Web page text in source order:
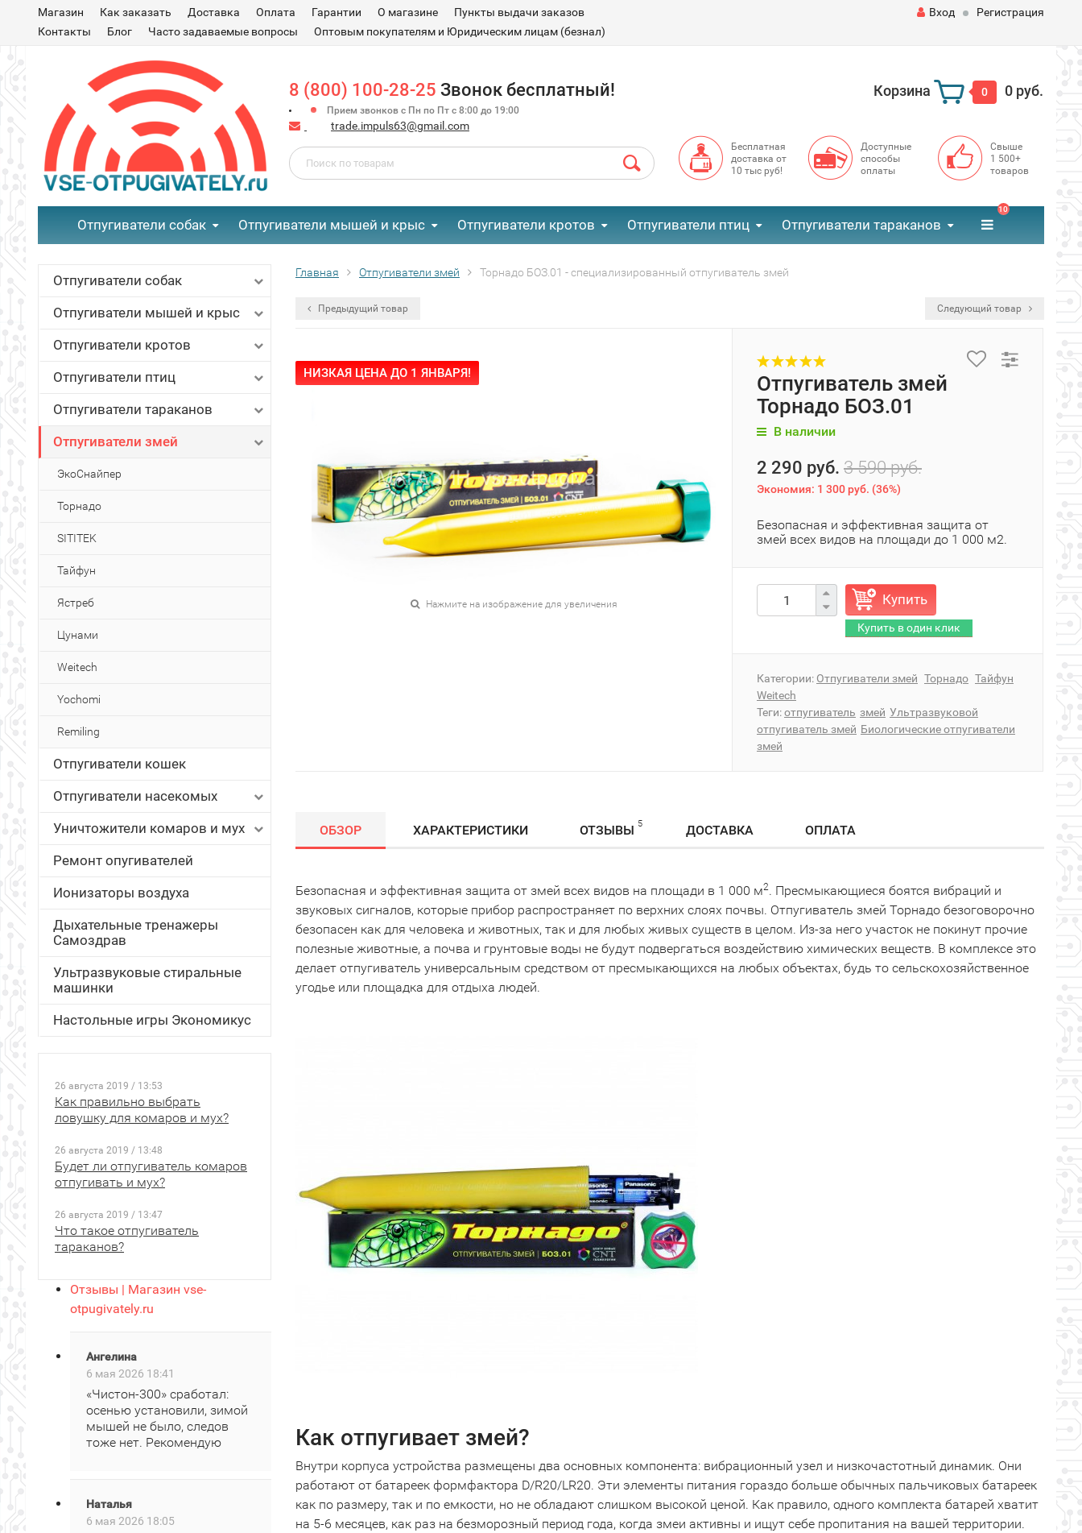
Магазин Как заказать Доставка Оплата Гарантии О магазине
Пункты выдачи заказов
Контакты
Блог Часто задаваемые вопросы Оптовым покупателям и Юридическим лицам (безнал)
Вход Регистрация
8 (800) 100-28-25 Звонок бесплатный!
Прием звонков с Пн по Пт с 8:00 до 19:00
trade.impuls63@gmail.com
Корзина 0 0 руб.
Бесплатная
доставка от
10 тыс руб!
Доступные
способы
оплаты
Свыше
1 500+
товаров
Отпугиватели собак Отпугиватели мышей и крыс Отпугиватели кротов Отпугиватели птиц Отпугиватели тараканов
10
Отпугиватели собак
Отпугиватели мышей и крыс
Отпугиватели кротов
Отпугиватели птиц
Отпугиватели тараканов
Отпугиватели змей
ЭкоСнайпер
Торнадо
SITITEK
Тайфун
Ястреб
Цунами
Weitech
Yochomi
Remiling
Отпугиватели кошек
Отпугиватели насекомых
Уничтожители комаров и мух
Ремонт опугивателей
Ионизаторы воздуха
Дыхательные тренажеры
Самоздрав
Ультразвуковые стиральные
машинки
Настольные игры Экономикус
26 августа 2019 / 13:53
Как правильно выбрать
ловушку для комаров и мух?
26 августа 2019 / 13:48
Будет ли отпугиватель комаров
отпугивать и мух?
26 августа 2019 / 13:47
Что такое отпугиватель
тараканов?
Отзывы | Магазин vse-
otpugivately.ru
Ангелина
6 мая 2026 18:41
«Чистон‑300» сработал:
осенью установили, зимой
мышей не было, следов
тоже нет. Рекомендую
Наталья
6 мая 2026 18:05
Главная Отпугиватели змей Торнадо БОЗ.01 - специализированный отпугиватель змей
Предыдущий товар Следующий товар
НИЗКАЯ ЦЕНА ДО 1 ЯНВАРЯ!
Нажмите на изображение для увеличения
Отпугиватель змей
Торнадо БОЗ.01
В наличии
2 290 руб. 3 590 руб.
Экономия: 1 300 руб. (36%)
​Безопасная и эффективная защита от
змей всех видов на площади до 1 000 м2.
Купить
Категории: Отпугиватели змей Торнадо Тайфун
Weitech
Теги:отпугиватель змей Ультразвуковой
отпугиватель змей Биологические отпугиватели
змей
ОБЗОР ХАРАКТЕРИСТИКИ ОТЗЫВЫ 5 ДОСТАВКА ОПЛАТА
Безопасная и эффективная защита от змей всех видов на площади в 1 000 м2. Пресмыкающиеся боятся вибраций и
звуковых сигналов, которые прибор распространяет по верхних слоях почвы. Отпугиватель змей Торнадо безоговорочно
безопасен как для человека и животных, так и для любых живых существ в целом. Из-за него участок не покинут прочие
полезные животные, а почва и грунтовые воды не будут подвергаться воздействию химических веществ. В комплексе это
делает отпугиватель универсальным средством от пресмыкающихся на любых объектах, будь то сельскохозяйственное
угодье или площадка для отдыха людей.
Как отпугивает змей?
Внутри корпуса устройства размещены два основных компонента: вибрационный узел и низкочастотный динамик. Они
работают от батареек формфактора D/R20/LR20. Эти элементы питания гораздо больше обычных пальчиковых батареек
как по размеру, так и по емкости, но не обладают слишком высокой ценой. Как правило, одного комплекта батарей хватит
на 5-6 месяцев, как раз на безморозный период года, когда змеи активны и ищут себе пропитания на вашей территории.